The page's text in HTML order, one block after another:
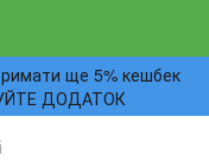
ще 5% кешбек
ДОДАТОК